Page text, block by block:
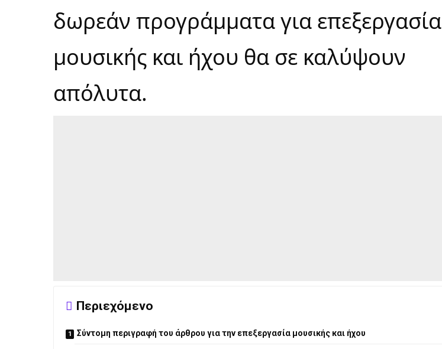
δωρεάν προγράμματα για επεξεργασία
μουσικής και ήχου θα σε καλύψουν
απόλυτα.
Περιεχόμενο
Σύντομη περιγραφή του άρθρου για την επεξεργασία μουσικής και ήχου